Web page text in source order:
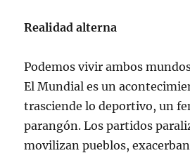
Realidad alterna
Podemos vivir ambos
El Mundial es un
trasciende lo deportivo, un
parangón. Los partidos
movilizan pueblos,